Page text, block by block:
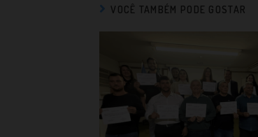
VOCÊ TAMBÉM PODE GOSTAR